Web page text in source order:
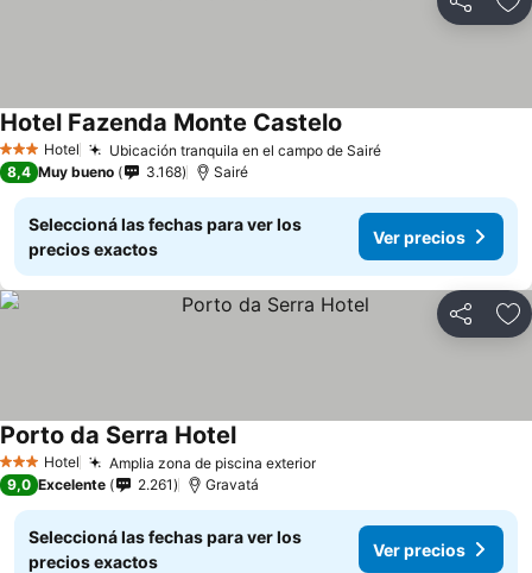
Compartir
3 Estrellas
Hotel Ubicación tranquila en el campo de Sairé
Hotel Fazenda Monte Castelo
8,4 Muy bueno 3.168 Sairé
Seleccioná las fechas para ver los
precios exactos
Ver precios
Compartir
3 Estrellas
Hotel Amplia zona de piscina exterior
Porto da Serra Hotel
9,0 Excelente 2.261 Gravatá
Seleccioná las fechas para ver los
precios exactos
Ver precios